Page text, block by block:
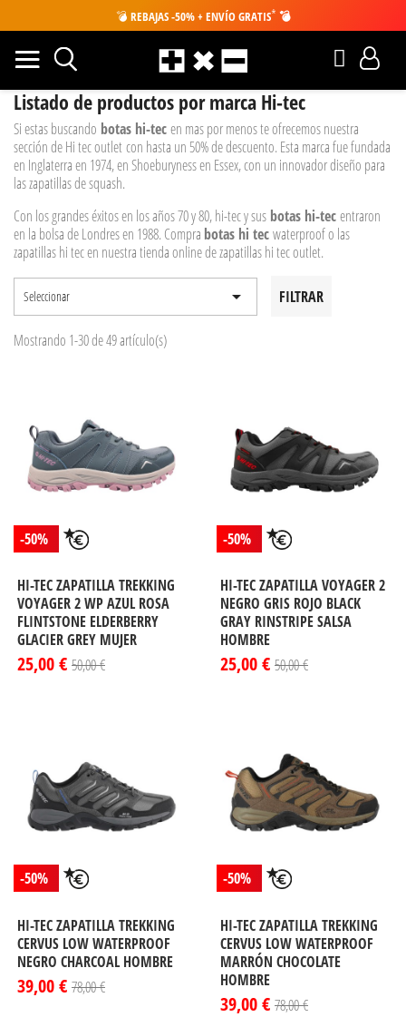
💣 REBAJAS -50% + ENVÍO GRATIS* 💣
Listado de productos por marca Hi-tec
Si estas buscando botas hi-tecen mas por menos te ofrecemos nuestra
sección de Hi tec outlet con hasta un 50% de descuento. Esta marca fue fundada
en Inglaterra en 1974, en Shoeburyness en Essex, con un innovador diseño para
las zapatillas de squash.
Con los grandes éxitos en los años 70 y 80, hi-tec y sus botas hi-tecentraron
en la bolsa de Londres en 1988. Compra botas hi tecwaterproof o las
zapatillas hi tec en nuestra tienda online de zapatillas hi tec outlet.
Seleccionar  FILTRAR
Mostrando 1-30 de 49 artículo(s)
-50%
HI-TEC ZAPATILLA TREKKING
VOYAGER 2 WP AZUL ROSA
FLINTSTONE ELDERBERRY
GLACIER GREY MUJER
25,00 € 50,00 €
-50%
HI-TEC ZAPATILLA VOYAGER 2
NEGRO GRIS ROJO BLACK
GRAY RINSTRIPE SALSA
HOMBRE
25,00 € 50,00 €
-50%
HI-TEC ZAPATILLA TREKKING
CERVUS LOW WATERPROOF
NEGRO CHARCOAL HOMBRE
39,00 € 78,00 €
-50%
HI-TEC ZAPATILLA TREKKING
CERVUS LOW WATERPROOF
MARRÓN CHOCOLATE
HOMBRE
39,00 € 78,00 €